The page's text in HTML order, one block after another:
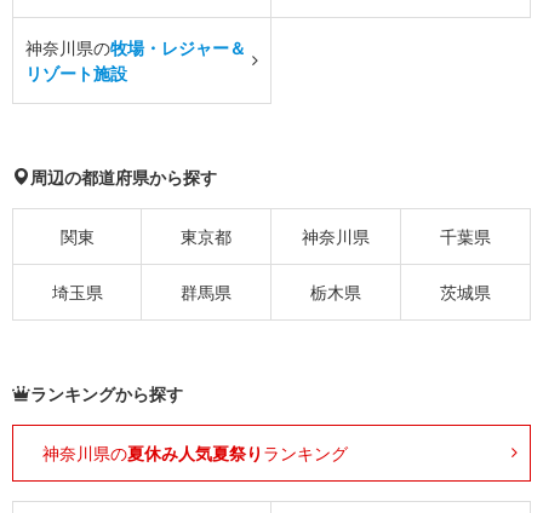
神奈川県の牧場・レジャー＆
リゾート施設
周辺の都道府県から探す
関東 東京都 神奈川県 千葉県
埼玉県 群馬県 栃木県 茨城県
ランキングから探す
神奈川県の夏休み人気夏祭り ランキング